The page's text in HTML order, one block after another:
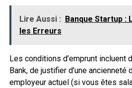
Lire Aussi :
Banque Startup :
les Erreurs
Les conditions d’emprunt incluent
Bank, de justifier d’une
employeur actuel (si vous êtes